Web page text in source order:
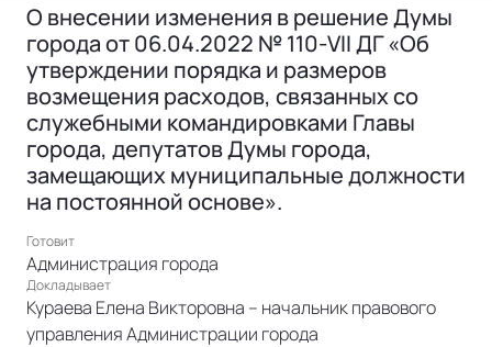
О внесении изменения в решение Думы
города от 06.04.2022 № 110-VII ДГ «Об
утверждении порядка и размеров
возмещения расходов, связанных со
служебными командировками Главы
города, депутатов Думы города,
замещающих муниципальные должности
на постоянной основе».
Готовит
Администрация города
Докладывает
Кураева Елена Викторовна – начальник правового
управления Администрации города